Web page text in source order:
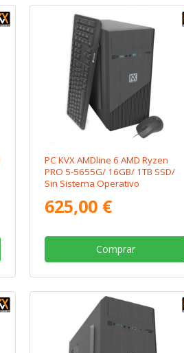
PC KVX AMDline 6 AMD Ryzen
PRO 5-5655G/ 16GB/ 1TB SSD/
Sin Sistema Operativo
625,00 €
Comprar